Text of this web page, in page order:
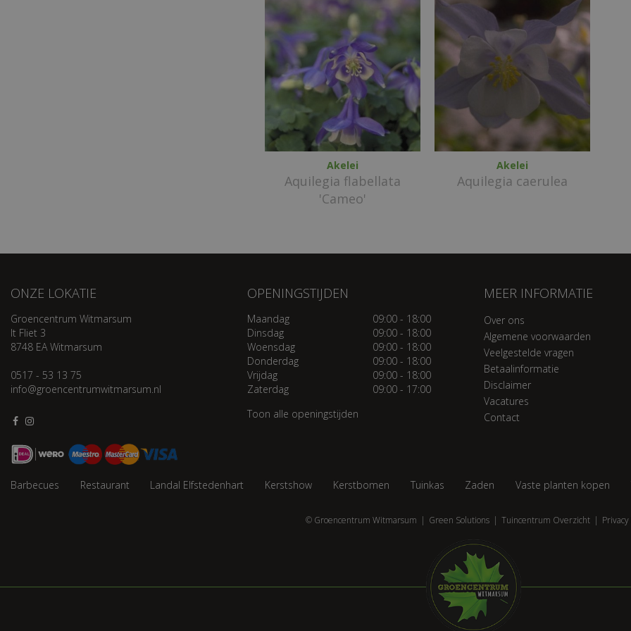
Akelei
Aquilegia flabellata
'Cameo'
Akelei
Aquilegia caerulea
ONZE LOKATIE
Groencentrum Witmarsum
It Fliet 3
8748 EA Witmarsum
0517 - 53 13 75
info@groencentrumwitmarsum.nl
OPENINGSTIJDEN
Maandag
09:00 - 18:00
Dinsdag
09:00 - 18:00
Woensdag
09:00 - 18:00
Donderdag
09:00 - 18:00
Vrijdag
09:00 - 18:00
Zaterdag
09:00 - 17:00
Toon alle openingstijden
MEER INFORMATIE
Over ons
Algemene voorwaarden
Veelgestelde vragen
Betaalinformatie
Disclaimer
Vacatures
Contact
Barbecues Restaurant Landal Elfstedenhart Kerstshow Kerstbomen Tuinkas Zaden Vaste planten kopen
© Groencentrum Witmarsum Green Solutions Tuincentrum Overzicht Privacy